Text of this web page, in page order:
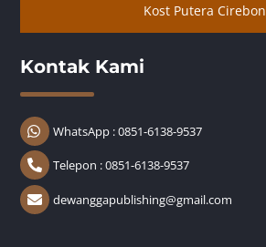
Kost Putera Cirebon
Kontak Kami
WhatsApp : 0851-6138-9537
Telepon : 0851-6138-9537
dewanggapublishing@gmail.com